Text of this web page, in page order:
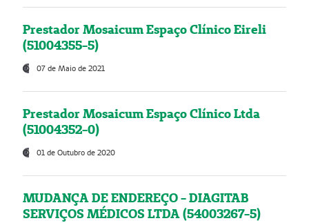
Prestador Mosaicum Espaço Clínico Eireli
(51004355-5)
07 de Maio de 2021
Prestador Mosaicum Espaço Clínico Ltda
(51004352-0)
01 de Outubro de 2020
MUDANÇA DE ENDEREÇO - DIAGITAB
SERVIÇOS MÉDICOS LTDA (54003267-5)